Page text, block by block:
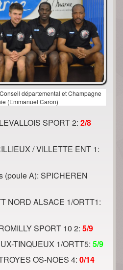
départemental et Champagne
(Emmanuel Caron)
SPORT 2: 2/8
/ VILLETTE ENT 1:
(poule A): SPICHEREN
NORD ALSACE 1/ORTT1:
SPORT 10 2: 5/9
TINQUEUX 1/ORTT5: 5/9
OS-NOES 4: 0/14